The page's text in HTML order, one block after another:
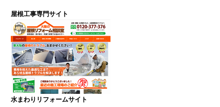
屋根工事専門サイト
水まわりリフォームサイト